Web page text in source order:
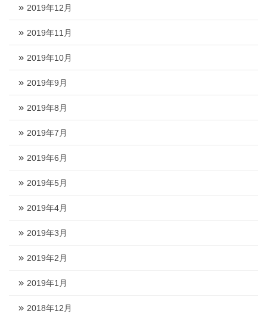
2019年12月
2019年11月
2019年10月
2019年9月
2019年8月
2019年7月
2019年6月
2019年5月
2019年4月
2019年3月
2019年2月
2019年1月
2018年12月